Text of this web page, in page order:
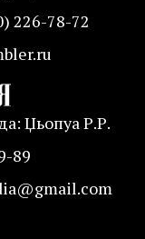
226-78-72
Џьопуа Р.Р.
89